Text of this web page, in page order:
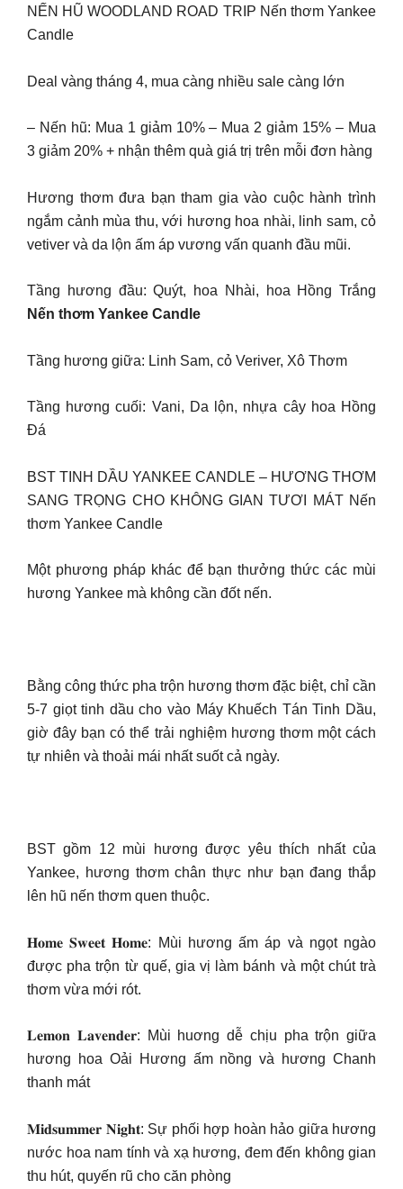
NẾN HŨ WOODLAND ROAD TRIP Nến thơm Yankee
Candle
Deal vàng tháng 4, mua càng nhiều sale càng lớn
– Nến hũ: Mua 1 giảm 10% – Mua 2 giảm 15% – Mua
3 giảm 20% + nhận thêm quà giá trị trên mỗi đơn hàng
Hương thơm đưa bạn tham gia vào cuộc hành trình
ngắm cảnh mùa thu, với hương hoa nhài, linh sam, cỏ
vetiver và da lộn ấm áp vương vấn quanh đầu mũi.
Tầng hương đầu: Quýt, hoa Nhài, hoa Hồng Trắng
Nến thơm Yankee Candle
Tầng hương giữa: Linh Sam, cỏ Veriver, Xô Thơm
Tầng hương cuối: Vani, Da lộn, nhựa cây hoa Hồng
Đá
BST TINH DẦU YANKEE CANDLE – HƯƠNG THƠM
SANG TRỌNG CHO KHÔNG GIAN TƯƠI MÁT Nến
thơm Yankee Candle
Một phương pháp khác để bạn thưởng thức các mùi
hương Yankee mà không cần đốt nến.
Bằng công thức pha trộn hương thơm đặc biệt, chỉ cần
5-7 giọt tinh dầu cho vào Máy Khuếch Tán Tinh Dầu,
giờ đây bạn có thể trải nghiệm hương thơm một cách
tự nhiên và thoải mái nhất suốt cả ngày.
BST gồm 12 mùi hương được yêu thích nhất của
Yankee, hương thơm chân thực như bạn đang thắp
lên hũ nến thơm quen thuộc.
𝐇𝐨𝐦𝐞 𝐒𝐰𝐞𝐞𝐭 𝐇𝐨𝐦𝐞: Mùi hương ấm áp và ngọt ngào
được pha trộn từ quế, gia vị làm bánh và một chút trà
thơm vừa mới rót.
𝐋𝐞𝐦𝐨𝐧 𝐋𝐚𝐯𝐞𝐧𝐝𝐞𝐫: Mùi huơng dễ chịu pha trộn giữa
hương hoa Oải Hương ấm nồng và hương Chanh
thanh mát
𝐌𝐢𝐝𝐬𝐮𝐦𝐦𝐞𝐫 𝐍𝐢𝐠𝐡𝐭: Sự phối hợp hoàn hảo giữa hương
nước hoa nam tính và xạ hương, đem đến không gian
thu hút, quyến rũ cho căn phòng